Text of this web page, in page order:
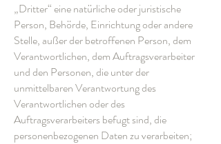
„Dritter“ eine natürliche oder juristische
Person, Behörde, Einrichtung oder andere
Stelle, außer der betroffenen Person, dem
Verantwortlichen, dem Auftragsverarbeiter
und den Personen, die unter der
unmittelbaren Verantwortung des
Verantwortlichen oder des
Auftragsverarbeiters befugt sind, die
personenbezogenen Daten zu verarbeiten;